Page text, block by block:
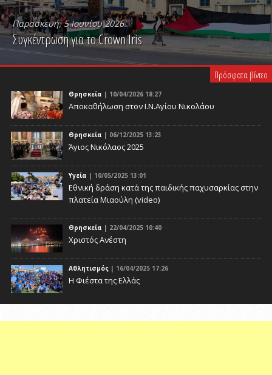
Παρασκευή, 5 Ιουνίου 2026
Συγκέντρωση για το Crown Iris
PLAY VIDEO
Πρόσφατα βίντεο
Θρησκεία | 10/04/2026 18:27
Αποκαθήλωση στον Ι.Ν.Αγίου Νικολάου
Θρησκεία | 06/12/2025 13:23
Άγιος Νικόλαος 2025
Υγεία | 10/05/2025 13:01
Eθνική δράση κατά της παιδικής παχυσαρκίας στην
πλατεία Μιαούλη (video)
Θρησκεία | 22/04/2025 10:40
Χριστός Ανέστη
Αθλητισμός | 16/04/2025 17:26
Η Φιέστα της Ελλάς